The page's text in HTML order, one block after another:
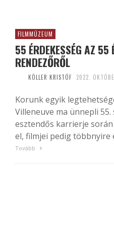
FILMMÚZEUM
55 ÉRDEKESSÉG AZ 55
RENDEZŐRŐL
KÖLLER KRISTÓF 2022.
Korunk egyik
Villeneuve ma ünnepli
esztendős karrierje
el, filmjei pedig többnyire
Tovább